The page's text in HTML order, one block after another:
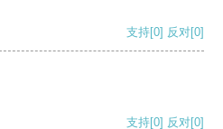
支持[0] 反对[0]
支持[0] 反对[0]